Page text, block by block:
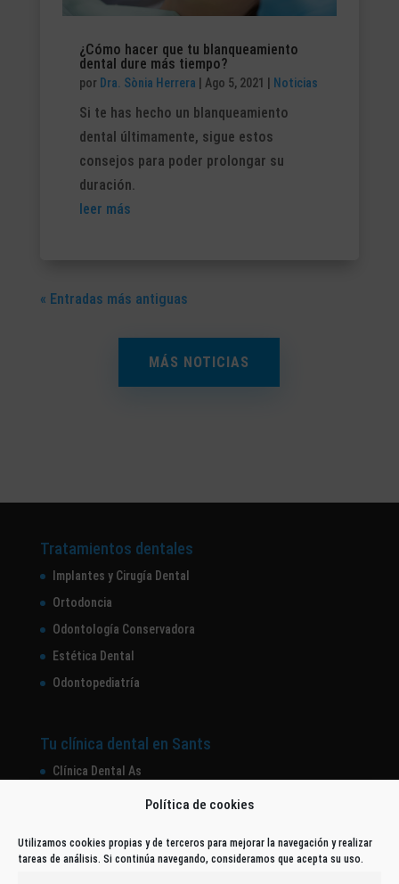
Política de cookies
Utilizamos cookies propias y de terceros para mejorar la navegación y realizar
tareas de análisis. Si continúa navegando, consideramos que acepta su uso.
¿Cómo hacer que tu blanqueamiento
dental dure más tiempo?
por Dra. Sònia Herrera Ago 5, 2021 Noticias
Si te has hecho un blanqueamiento
dental últimamente, sigue estos
consejos para poder prolongar su
duración.
leer más
« Entradas más antiguas
MÁS NOTICIAS
Tratamientos dentales
Implantes y Cirugía Dental
Ortodoncia
Odontología Conservadora
Estética Dental
Odontopediatría
Tu clínica dental en Sants
Clínica Dental As